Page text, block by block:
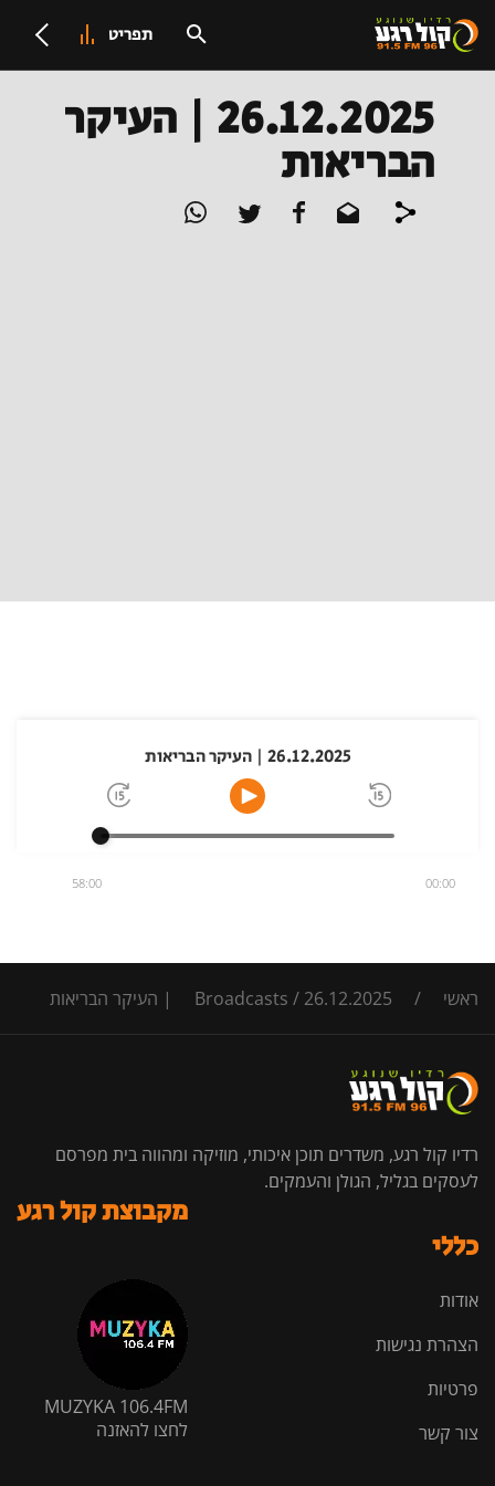
תפריט
26.12.2025 | העיקר
הבריאות
26.12.2025 | העיקר הבריאות
00:00
58:00
ראשי /
Broadcasts / 26.12.2025 | העיקר הבריאות
רדיו קול רגע, משדרים תוכן איכותי, מוזיקה ומהווה בית מפרסם
לעסקים בגליל, הגולן והעמקים.
כללי
אודות
הצהרת נגישות
פרטיות
צור קשר
מקבוצת קול רגע
MUZYKA 106.4FM
לחצו להאזנה